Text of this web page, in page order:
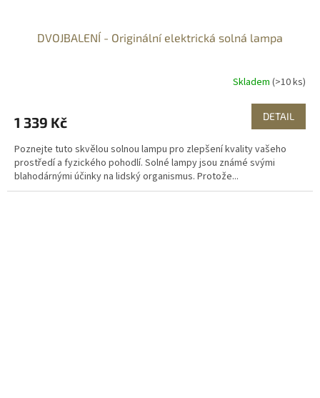
DVOJBALENÍ - Originální elektrická solná lampa
Skladem (>10 ks)
1 339 Kč DETAIL
Poznejte tuto skvělou solnou lampu pro zlepšení kvality vašeho
prostředí a fyzického pohodlí. Solné lampy jsou známé svými
blahodárnými účinky na lidský organismus. Protože...